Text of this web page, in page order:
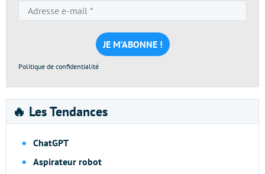
e-
mail
*
Politique de confidentialité
🔥 Les Tendances
ChatGPT
Aspirateur robot